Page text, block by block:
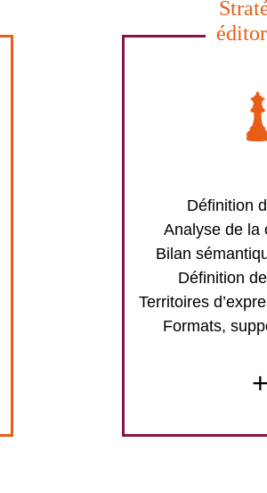
Définition
Analyse de la
Bilan
Définition
Territoires
Formats,